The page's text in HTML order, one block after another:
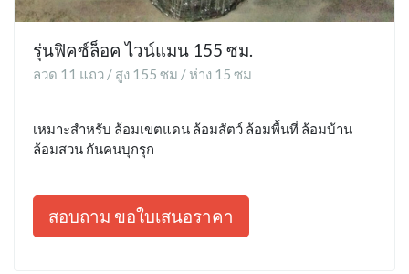
รุ่นฟิคซ์ล็อค ไวน์แมน 155 ซม.
ลวด 11 แถว / สูง 155 ซม / ห่าง 15 ซม
เหมาะสำหรับ ล้อมเขตแดน ล้อมสัตว์ ล้อมพื้นที่ ล้อมบ้าน
ล้อมสวน กันคนบุกรุก
สอบถาม ขอใบเสนอราคา